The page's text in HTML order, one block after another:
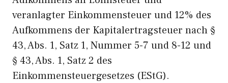
veranlagter Einkommensteuer und 12% des
Aufkommens der Kapitalertragsteuer nach §
43, Abs. 1, Satz 1, Nummer 5-7 und 8-12 und
§ 43, Abs. 1, Satz 2 des
Einkommensteuergesetzes (EStG).